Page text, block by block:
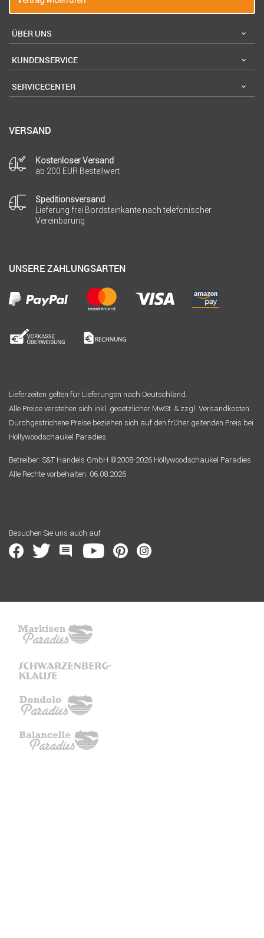
ÜBER UNS
KUNDENSERVICE
SERVICECENTER
VERSAND
Kostenloser Versand
ab 200 EUR Bestellwert
Speditionsversand
Lieferung frei Bordsteinkante nach telefonischer
Vereinbarung
UNSERE ZAHLUNGSARTEN
Lieferzeiten gelten für Lieferungen nach Deutschland.
Alle Preise verstehen sich inkl. gesetzlicher MwSt. & zzgl. Versandkosten.
Durchgestrichene Preise beziehen sich auf den früher geltenden Preis bei
Hollywoodschaukel Paradies
Betreiber: S&T Handels GmbH ©2008-2026 Hollywoodschaukel Paradies
Alle Rechte vorbehalten. 06.08.2026
Besuchen Sie uns auch auf